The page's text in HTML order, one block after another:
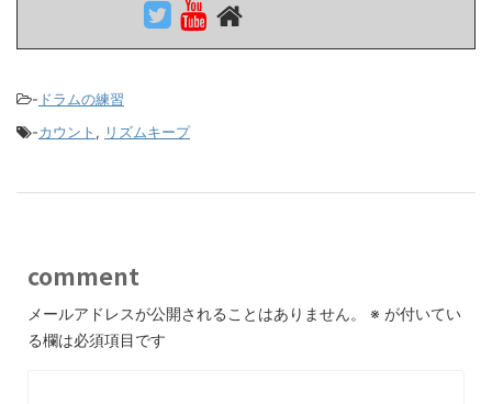
- ドラムの練習
-カウント , リズムキープ
comment
メールアドレスが公開されることはありません。 ※ が付いてい
る欄は必須項目です